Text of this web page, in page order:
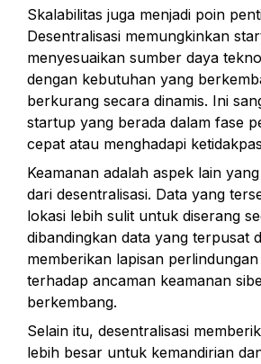
Skalabilitas juga menjadi poin
Desentralisasi memungkinkan
menyesuaikan sumber daya
dengan kebutuhan yang
berkurang secara dinamis. Ini
startup yang berada dalam fase
cepat atau menghadapi
Keamanan adalah aspek lain
dari desentralisasi. Data yang
lokasi lebih sulit untuk diserang
dibandingkan data yang terpusat
memberikan lapisan
terhadap ancaman keamanan
berkembang.
Selain itu, desentralisasi
lebih besar untuk kemandirian